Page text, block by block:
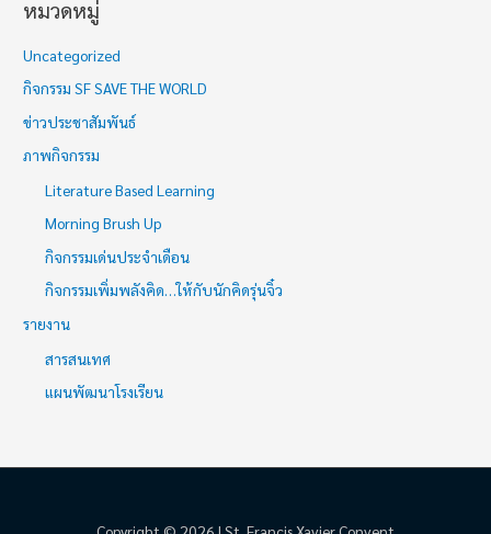
หมวดหมู่
Uncategorized
กิจกรรม SF SAVE THE WORLD
ข่าวประชาสัมพันธ์
ภาพกิจกรรม
Literature Based Learning
Morning Brush Up
กิจกรรมเด่นประจำเดือน
กิจกรรมเพิ่มพลังคิด…ให้กับนักคิดรุ่นจิ๋ว
รายงาน
สารสนเทศ
แผนพัฒนาโรงเรียน